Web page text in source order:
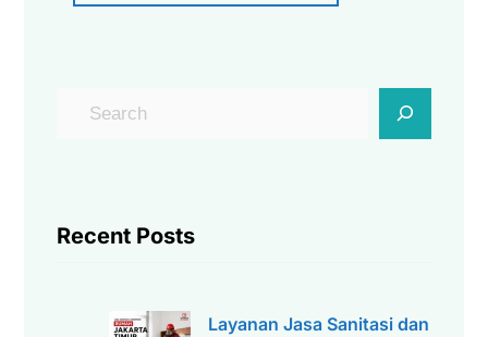
Recent Posts
Layanan Jasa Sanitasi dan